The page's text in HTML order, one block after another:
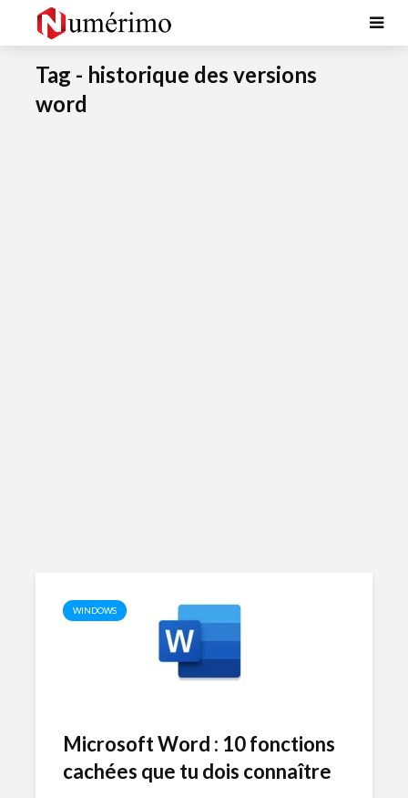
Tag - historique des versions
word
WINDOWS
Microsoft Word : 10 fonctions
cachées que tu dois connaître